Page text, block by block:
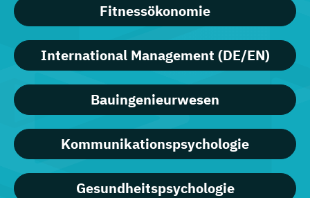
Fitnessökonomie
International Management (DE/EN)
Bauingenieurwesen
Kommunikationspsychologie
Gesundheitspsychologie